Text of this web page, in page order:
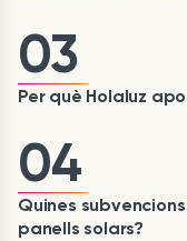
03
Per què Holaluz
04
Quines
panells solars?